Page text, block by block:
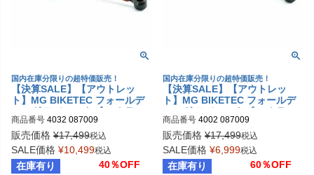
国内在庫分限りの超特価販売！
【決算SALE】【アウトレッ
ト】MG BIKETEC フォールデ
ィング アジャスタブル クラッ
チレバー レッド BMW S1000R
R / HP4
商品番号 4032 087009
販売価格 ¥17,499税込
SALE価格 ¥10,499税込
在庫有り 40％OFF
国内在庫分限りの超特価販売！
【決算SALE】【アウトレッ
ト】MG BIKETEC フォールデ
ィング アジャスタブル クラッ
チレバー ブラック BMW S1000
RR / HP4
商品番号 4002 087009
販売価格 ¥17,499税込
SALE価格 ¥6,999税込
在庫有り 60％OFF